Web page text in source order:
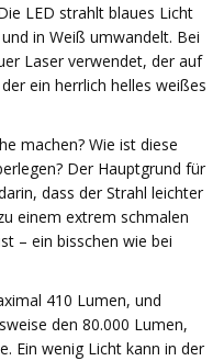
LED strahlt blaues Licht
in Weiß umwandelt. Bei
Laser verwendet, der auf
ein herrlich helles weißes
machen? Wie ist diese
Der Hauptgrund für
dass der Strahl leichter
einem extrem schmalen
– ein bisschen wie bei
410 Lumen, und
den 80.000 Lumen,
Ein wenig Licht kann in der